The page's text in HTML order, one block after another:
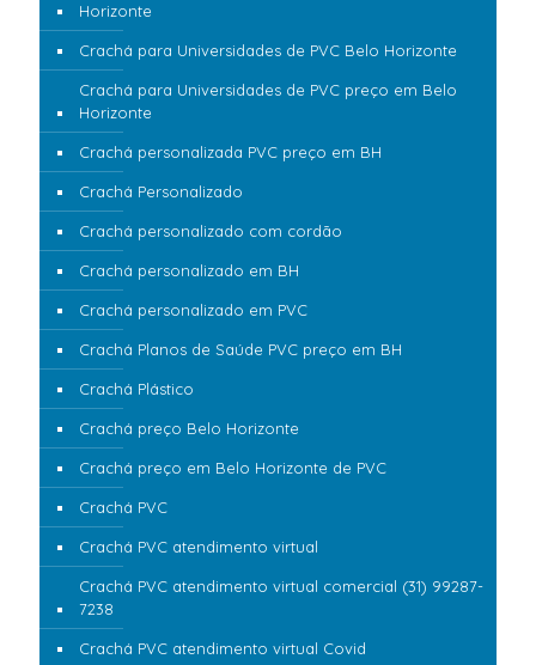
Horizonte
Crachá para Universidades de PVC Belo Horizonte
Crachá para Universidades de PVC preço em Belo
Horizonte
Crachá personalizada PVC preço em BH
Crachá Personalizado
Crachá personalizado com cordão
Crachá personalizado em BH
Crachá personalizado em PVC
Crachá Planos de Saúde PVC preço em BH
Crachá Plástico
Crachá preço Belo Horizonte
Crachá preço em Belo Horizonte de PVC
Crachá PVC
Crachá PVC atendimento virtual
Crachá PVC atendimento virtual comercial (31) 99287-
7238
Crachá PVC atendimento virtual Covid